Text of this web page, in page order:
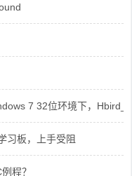
7 32位环境下，
习板，上手受阻
程？